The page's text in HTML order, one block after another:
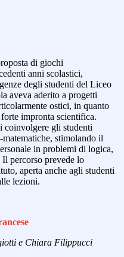
di giochi
anni scolastici,
degli studenti del Liceo
aveva aderito a progetti
ostici, in quanto
impronta scientifica.
coinvolgere gli studenti
stimolando il
in problemi di logica,
percorso prevede lo
aperta anche agli studenti
lezioni.
e Chiara Filippucci